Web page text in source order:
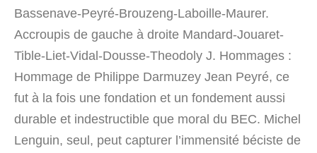
Bassenave-Peyré-Brouzeng-Laboille-Maurer.
Accroupis de gauche à droite Mandard-Jouaret-
Tible-Liet-Vidal-Dousse-Theodoly J. Hommages :
Hommage de Philippe Darmuzey Jean Peyré, ce
fut à la fois une fondation et un fondement aussi
durable et indestructible que moral du BEC. Michel
Lenguin, seul, peut capturer l’immensité béciste de